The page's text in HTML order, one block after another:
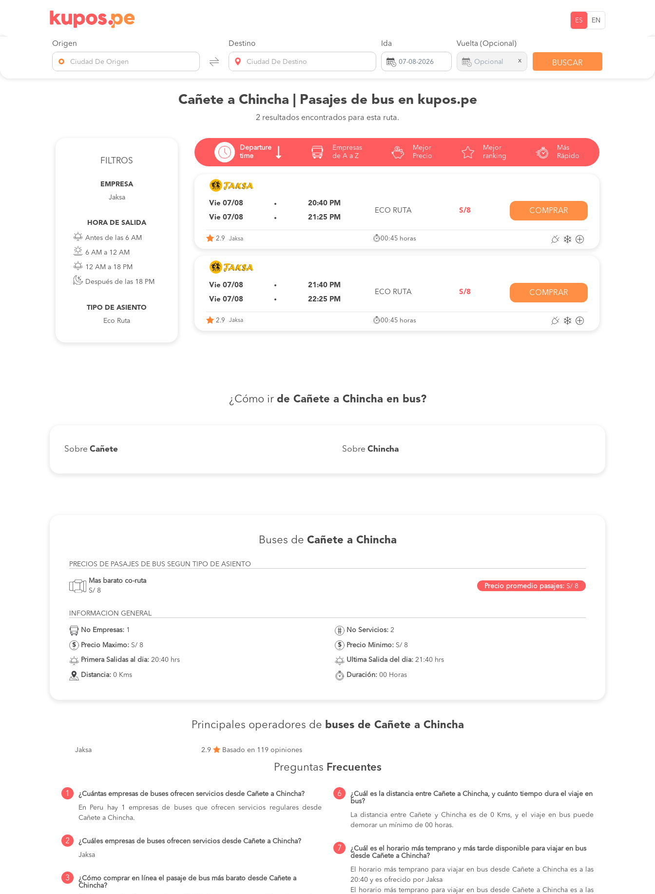
ES EN
Origen
Ciudad De Origen
Destino
Ciudad De Destino
Ida Vuelta (Opcional)
x BUSCAR
Cañete a Chincha | Pasajes de bus en kupos.pe
2 resultados encontrados para esta ruta.
FILTROS
EMPRESA
Jaksa
HORA DE SALIDA
Antes de las 6 AM
6 AM a 12 AM
12 AM a 18 PM
Después de las 18 PM
TIPO DE ASIENTO
Eco Ruta
Departure
time
Empresas
de A a Z
Mejor
Precio
Mejor
ranking
Más
Rápido
Vie 07/08
20:40 PM
Vie 07/08
21:25 PM
ECO RUTA S/8 COMPRAR
2.9 Jaksa 00:45 horas
Vie 07/08
21:40 PM
Vie 07/08
22:25 PM
ECO RUTA S/8 COMPRAR
2.9 Jaksa 00:45 horas
¿Cómo ir de Cañete a Chincha en bus?
Sobre Cañete Sobre Chincha
Buses de Cañete a Chincha
PRECIOS DE PASAJES DE BUS SEGUN TIPO DE ASIENTO
Mas barato co-ruta
S/ 8
Precio promedio pasajes: S/ 8
INFORMACION GENERAL
No Empresas: 1
Precio Maximo: S/ 8
Primera Salidas al dia: 20:40 hrs
Distancia: 0 Kms
No Servicios: 2
Precio Minimo: S/ 8
Ultima Salida del dia: 21:40 hrs
Duración: 00 Horas
Principales operadores de buses de Cañete a Chincha
Jaksa 2.9 Basado en 119 opiniones
Preguntas Frecuentes
1
¿Cuántas empresas de buses ofrecen servicios desde Cañete a Chincha?
En Peru hay 1 empresas de buses que ofrecen servicios regulares desde
Cañete a Chincha.
2
¿Cuáles empresas de buses ofrecen servicios desde Cañete a Chincha?
Jaksa
3
¿Cómo comprar en línea el pasaje de bus más barato desde Cañete a
Chincha?
6
¿Cuál es la distancia entre Cañete a Chincha, y cuánto tiempo dura el viaje en
bus?
La distancia entre Cañete y Chincha es de 0 Kms, y el viaje en bus puede
demorar un mínimo de 00 horas.
7
¿Cuál es el horario más temprano y más tarde disponible para viajar en bus
desde Cañete a Chincha?
El horario más temprano para viajar en bus desde Cañete a Chincha es a las
20:40 y es ofrecido por Jaksa
El horario más temprano para viajar en bus desde Cañete a Chincha es a las